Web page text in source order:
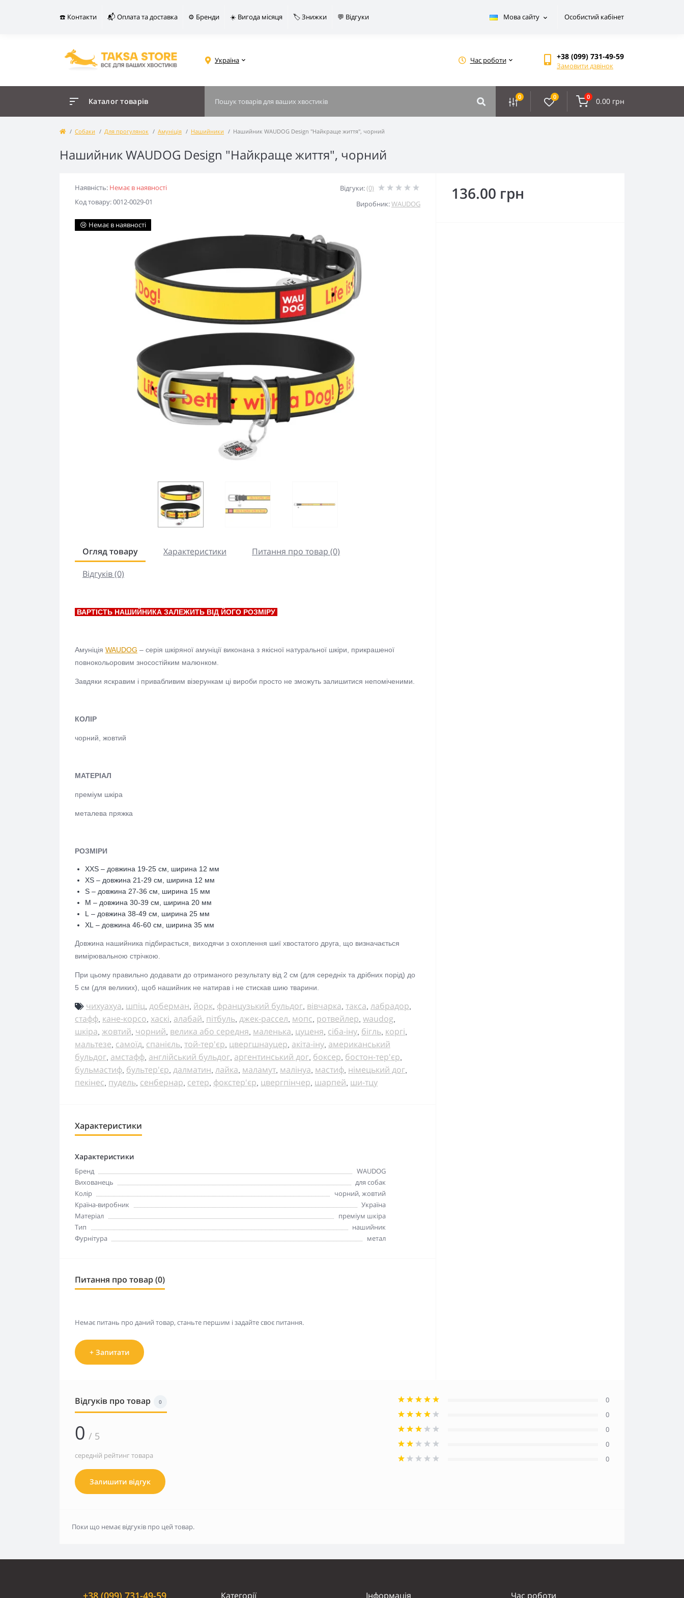
☎️ Контакти 📬 Оплата та доставка ⚙️ Бренди ☀️ Вигода місяця 🏷️ Знижки 💬 Відгуки Мова сайту Особистий кабінет
Україна Час роботи +38 (099) 731-49-59
Замовити дзвінок
Каталог товарів 0 0 0 0.00 грн
Собаки Для прогулянок Амуніція Нашийники Нашийник WAUDOG Design "Найкраще життя", чорний
Нашийник WAUDOG Design "Найкраще життя", чорний
Наявність: Немає в наявності
Код товару: 0012-0029-01
Відгуки:(0)
Виробник:WAUDOG
😢 Немає в наявності
Огляд товару Характеристики
Питання про товар (0)
Відгуків (0)
ВАРТІСТЬ НАШИЙНИКА ЗАЛЕЖИТЬ ВІД ЙОГО РОЗМІРУ
Амуніція WAUDOG – серія шкіряної амуніції виконана з якісної натуральної шкіри, прикрашеної
повнокольоровим зносостійким малюнком.
Завдяки яскравим і привабливим візерункам ці вироби просто не зможуть залишитися непоміченими.
КОЛІР
чорний, жовтий
МАТЕРІАЛ
преміум шкіра
металева пряжка
РОЗМІРИ
XXS – довжина 19-25 см, ширина 12 мм
XS – довжина 21-29 см, ширина 12 мм
S – довжина 27-36 см, ширина 15 мм
M – довжина 30-39 см, ширина 20 мм
L – довжина 38-49 см, ширина 25 мм
XL – довжина 46-60 см, ширина 35 мм
Довжина нашийника підбирається, виходячи з охоплення шиї хвостатого друга, що визначається
вимірювальною стрічкою.
При цьому правильно додавати до отриманого результату від 2 см (для середніх та дрібних порід) до
5 см (для великих), щоб нашийник не натирав і не стискав шию тварини.
чихуахуа шпіц доберман йорк французький бульдог вівчарка такса лабрадор
стафф кане-корсо хаскі алабай пітбуль джек-рассел мопс ротвейлер waudog
шкіра жовтий чорний велика або середня маленька цуценя сіба-іну бігль коргі
мальтезе самоїд спанієль той-тер'єр цвергшнауцер акіта-іну американський
бульдог амстафф англійський бульдог аргентинський дог боксер бостон-тер'єр
бульмастиф бультер'єр далматин лайка маламут малінуа мастиф німецький дог
пекінес пудель сенбернар сетер фокстер'єр цвергпінчер шарпей ши-тцу
Характеристики
Характеристики
Бренд
WAUDOG
Вихованець
для собак
Колір
чорний, жовтий
Країна-виробник
Україна
Матеріал
преміум шкіра
Тип
нашийник
Фурнітура
метал
Питання про товар (0)
Немає питань про даний товар, станьте першим і задайте своє питання.
+ Запитати
136.00 грн
Відгуків про товар 0
0 / 5
середній рейтинг товара
Залишити відгук
0
0
0
0
0
Поки що немає відгуків про цей товар.
+38 (099) 731-49-59 Категорії Інформація Час роботи